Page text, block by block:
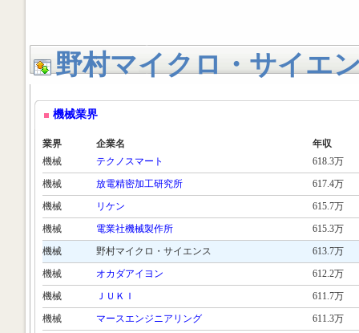
野村マイクロ・サイエ
機械業界
業界 企業名
年収
機械
テクノスマート
618.3万
機械
放電精密加工研究所
617.4万
機械
リケン
615.7万
機械
電業社機械製作所
615.3万
機械
野村マイクロ・サイエンス
613.7万
機械
オカダアイヨン
612.2万
機械
ＪＵＫＩ
611.7万
機械
マースエンジニアリング 611.3万